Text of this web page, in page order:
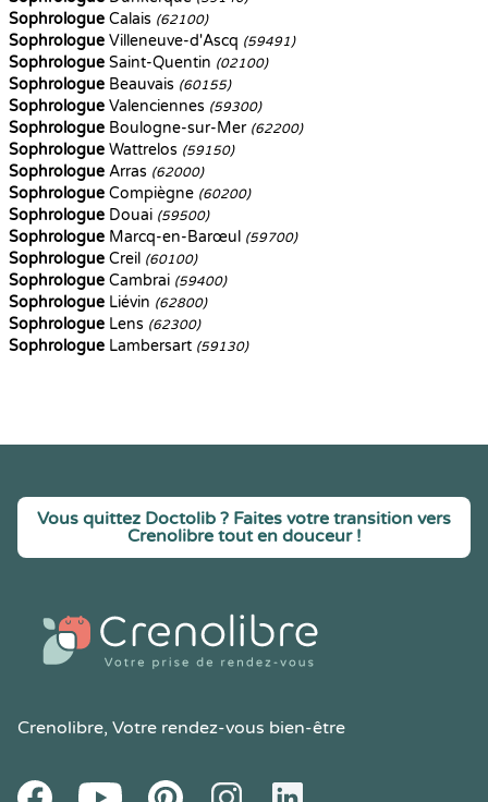
Sophrologue Calais (62100)
Sophrologue Villeneuve-d'Ascq (59491)
Sophrologue Saint-Quentin (02100)
Sophrologue Beauvais (60155)
Sophrologue Valenciennes (59300)
Sophrologue Boulogne-sur-Mer (62200)
Sophrologue Wattrelos (59150)
Sophrologue Arras (62000)
Sophrologue Compiègne (60200)
Sophrologue Douai (59500)
Sophrologue Marcq-en-Barœul (59700)
Sophrologue Creil (60100)
Sophrologue Cambrai (59400)
Sophrologue Liévin (62800)
Sophrologue Lens (62300)
Sophrologue Lambersart (59130)
Vous quittez Doctolib ? Faites votre transition vers
Crenolibre tout en douceur !
Crenolibre, Votre rendez-vous bien-être
FacebookYoutube PinteresetInstagramLinkedIn